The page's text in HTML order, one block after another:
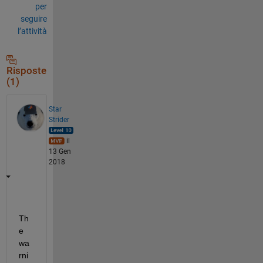
per
seguire
l’attività
Risposte
(1)
Star
Strider
il
13 Gen
2018
Th
e
wa
rni